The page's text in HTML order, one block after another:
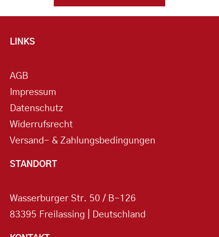
LINKS
AGB
Impressum
Datenschutz
Widerrufsrecht
Versand- & Zahlungsbedingungen
STANDORT
Wasserburger Str. 50 / B-126
83395 Freilassing | Deutschland